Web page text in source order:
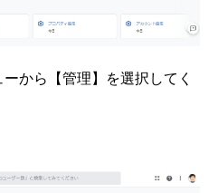
から【管理】を選択してく